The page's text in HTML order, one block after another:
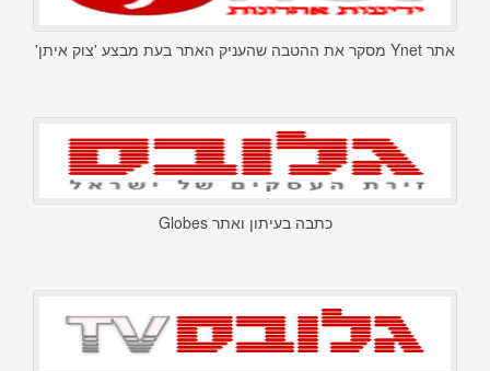
אתר Ynet מסקר את ההטבה שהעניק האתר בעת מבצע 'צוק איתן'
כתבה בעיתון ואתר Globes